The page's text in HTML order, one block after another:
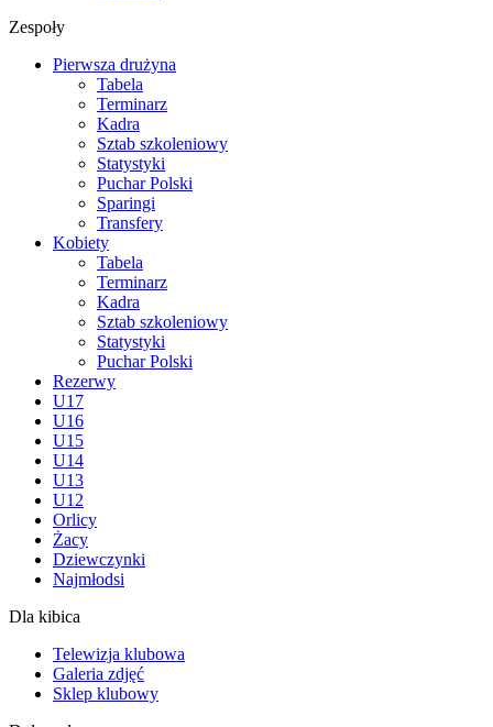
Zespoły
Pierwsza drużyna
Tabela
Terminarz
Kadra
Sztab szkoleniowy
Statystyki
Puchar Polski
Sparingi
Transfery
Kobiety
Tabela
Terminarz
Kadra
Sztab szkoleniowy
Statystyki
Puchar Polski
Rezerwy
U17
U16
U15
U14
U13
U12
Orlicy
Żacy
Dziewczynki
Najmłodsi
Dla kibica
Telewizja klubowa
Galeria zdjęć
Sklep klubowy